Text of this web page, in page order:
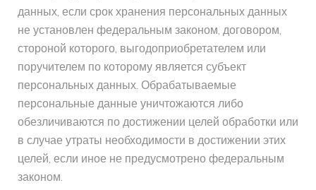
данных, если срок хранения персональных данных
не установлен федеральным законом, договором,
стороной которого, выгодоприобретателем или
поручителем по которому является субъект
персональных данных. Обрабатываемые
персональные данные уничтожаются либо
обезличиваются по достижении целей обработки или
в случае утраты необходимости в достижении этих
целей, если иное не предусмотрено федеральным
законом.